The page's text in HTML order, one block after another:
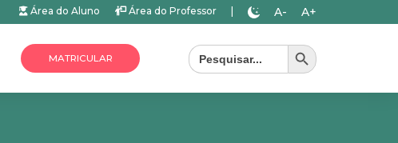
Área do Aluno Área do Professor A- A+
MATRICULAR
Search
for:
Search Button